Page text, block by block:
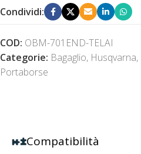
Condividi:
COD: OBM-701END-TELAI
Categorie: Bagaglio, Husqvarna,
Portaborse
Compatibilità